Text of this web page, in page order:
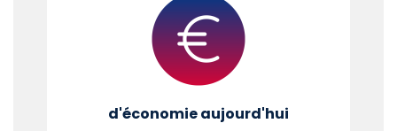
d'économie aujourd'hui